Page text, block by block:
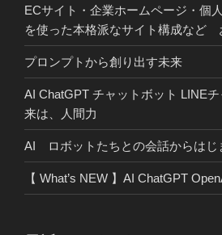
ョ
ン
ECサイト・企業ホームページ・個
を使った本格派なサイト構成など
プロンプトから創り出す未来
AI ChatGPT チャットボット LINE
来は、人間力
AI ロボットたちとの会話からはじ
【 What’s NEW 】AI ChatGPT